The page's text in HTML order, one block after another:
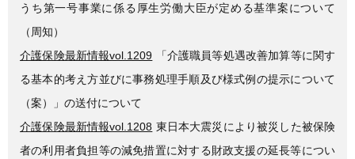
うち第一号事業に係る厚生労働大臣が定める基準案について
（周知）
介護保険最新情報vol.1209 「介護職員等処遇改善加算等に関す
る基本的考え方並びに事務処理手順及び様式例の提示について
（案）」の送付について
介護保険最新情報vol.1208 東日本大震災により被災した被保険
者の利用者負担等の減免措置に対する財政支援の延長等につい